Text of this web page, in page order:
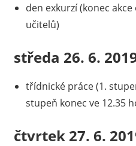
den exkurzí (konec
učitelů)
středa 26. 6.
třídnické práce (1.
stupeň konec ve 12.35
čtvrtek 27. 6.